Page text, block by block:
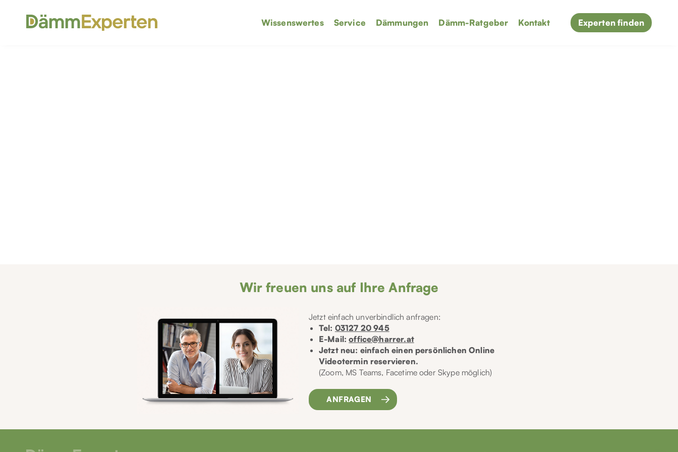
Wissenswertes Service Dämmungen Dämm-Ratgeber Kontakt Experten finden
Wir freuen uns auf Ihre Anfrage
Jetzt einfach unverbindlich anfragen:
Tel: 03127 20 945
E-Mail:office@harrer.at
Jetzt neu: einfach einen persönlichen Online
Videotermin reservieren.
(Zoom, MS Teams, Facetime oder Skype möglich)
ANFRAGEN